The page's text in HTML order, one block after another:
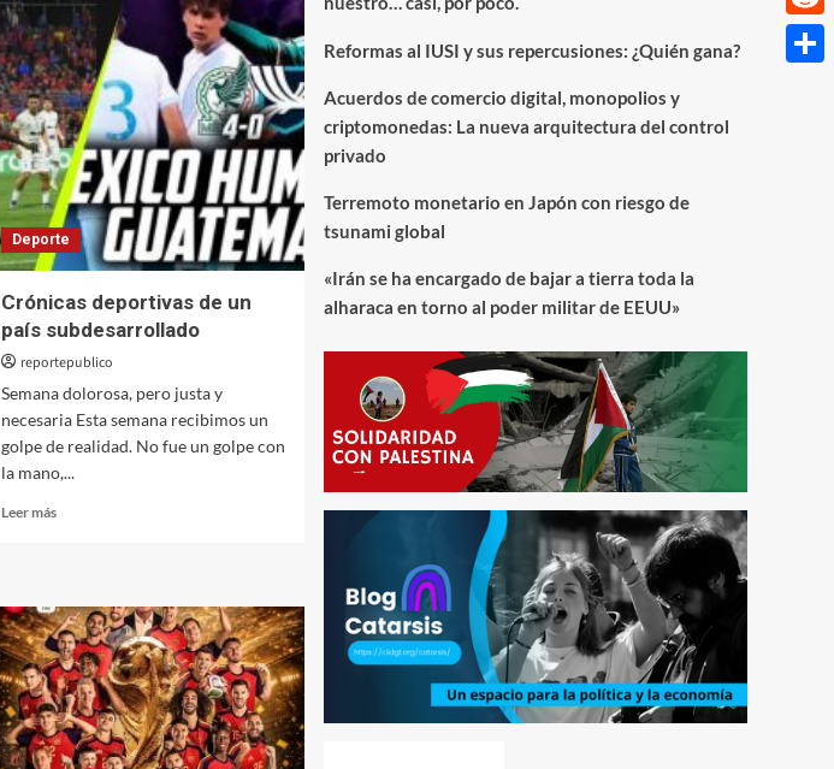
Deporte
Crónicas deportivas de un
país subdesarrollado
reportepublico
Semana dolorosa, pero justa y
necesaria Esta semana recibimos un
golpe de realidad. No fue un golpe con
la mano,...
Leer másLeer
de
un
país
subdesarrollado
Reformas al IUSI y sus repercusiones: ¿Quién gana?
Acuerdos de comercio digital, monopolios y
criptomonedas: La nueva arquitectura del control
privado
Terremoto monetario en Japón con riesgo de
tsunami global
«Irán se ha encargado de bajar a tierra toda la
alharaca en torno al poder militar de EEUU»